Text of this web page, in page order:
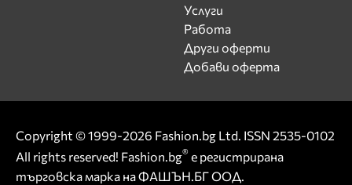
Услуги
Работа
Други оферти
Добави оферта
Copyright © 1999-2026 Fashion.bg Ltd. ISSN 2535-0102
All rights reserved! Fashion.bg® е регистрирана
търговска марка на ФАШЪН.БГ ООД.